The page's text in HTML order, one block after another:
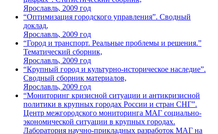
Ярославль, 2009 год
“Оптимизация городского управления”. Сводный
доклад,
Ярославль, 2009 год
“Город и транспорт. Реальные проблемы и решения.”
Тематический сборник,
Ярославль, 2009 год
“Крупный город и культурно-историческое наследие”.
Сводный сборник материалов,
Ярославль, 2009 год
“Мониторинг кризисной ситуации и антикризисной
политики в крупных городах России и стран СНГ”.
Центр межгородского мониторинга МАГ социально-
экономической ситуации в крупных городах.
Лаборатория научно-прикладных разработок МАГ на